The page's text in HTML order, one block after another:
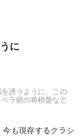
に
誘うように、この
ラ紙の将棋盤など
も現存するクラシ